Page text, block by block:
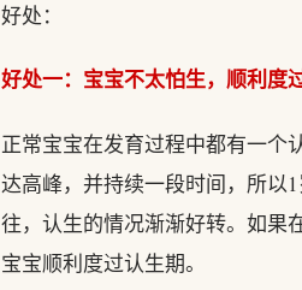
好处：
好处一：宝宝不太怕生，顺利度
正常宝宝在发育过程中都有一个
达高峰，并持续一段时间，所以
往，认生的情况渐渐好转。如果
宝宝顺利度过认生期。